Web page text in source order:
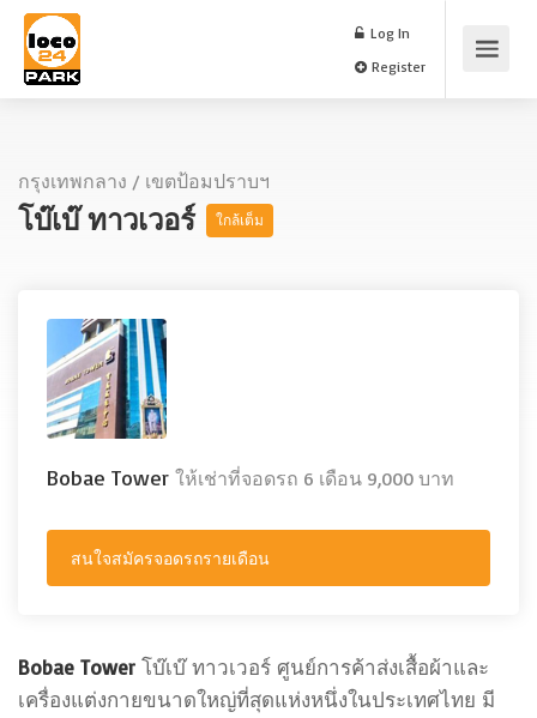
Log In
กรุงเทพกลาง / เขตป้อมปราบฯ
โบ๊เบ๊ ทาวเวอร์ ใกล้เต็ม
Bobae Tower ให้เช่าที่จอดรถ 6 เดือน 9,000 บาท
สนใจสมัครจอดรถรายเดือน
Bobae Tower โบ๊เบ๊ ทาวเวอร์ ศูนย์การค้าส่งเสื้อผ้าและ
เครื่องแต่งกายขนาดใหญ่ที่สุดแห่งหนึ่งในประเทศไทย มี